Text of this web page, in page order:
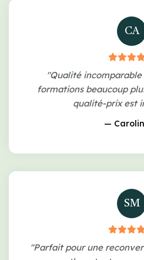
CA
"Qualité
formations beaucoup
qualité-prix est
—
SM
"Parfait pour une